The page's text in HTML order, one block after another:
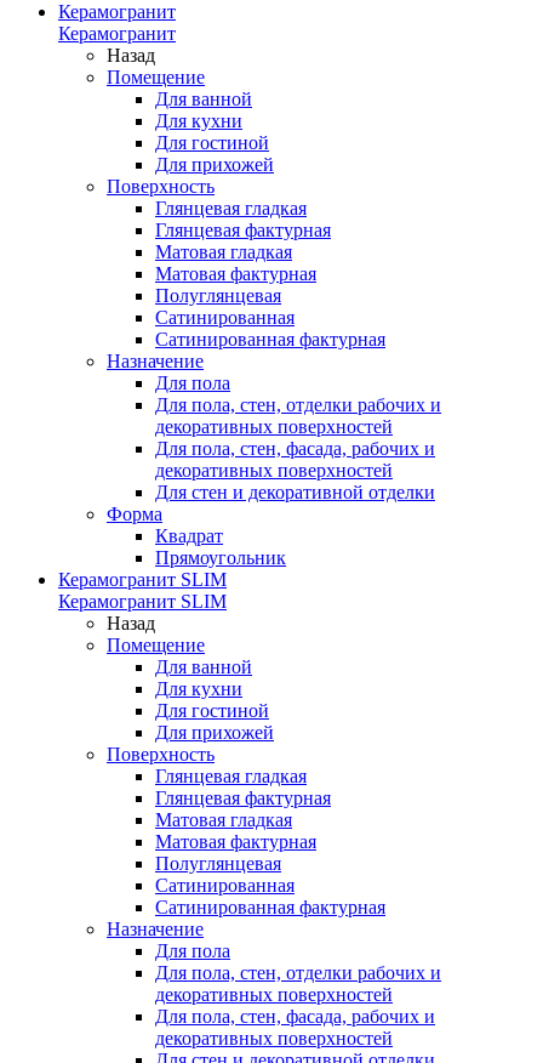
Керамогранит
Керамогранит
Назад
Помещение
Для ванной
Для кухни
Для гостиной
Для прихожей
Поверхность
Глянцевая гладкая
Глянцевая фактурная
Матовая гладкая
Матовая фактурная
Полуглянцевая
Сатинированная
Сатинированная фактурная
Назначение
Для пола
Для пола, стен, отделки рабочих и
декоративных поверхностей
Для пола, стен, фасада, рабочих и
декоративных поверхностей
Для стен и декоративной отделки
Форма
Квадрат
Прямоугольник
Керамогранит SLIM
Керамогранит SLIM
Назад
Помещение
Для ванной
Для кухни
Для гостиной
Для прихожей
Поверхность
Глянцевая гладкая
Глянцевая фактурная
Матовая гладкая
Матовая фактурная
Полуглянцевая
Сатинированная
Сатинированная фактурная
Назначение
Для пола
Для пола, стен, отделки рабочих и
декоративных поверхностей
Для пола, стен, фасада, рабочих и
декоративных поверхностей